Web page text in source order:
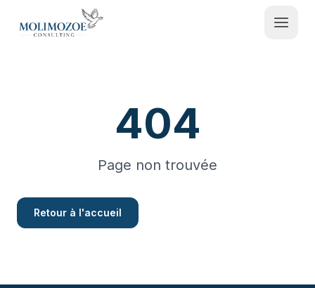
Contactez-nous
Espace Admin
404
Page non trouvée
Retour à l'accueil